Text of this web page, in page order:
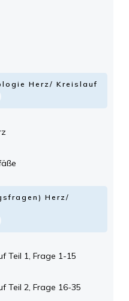
Herz/ Kreislauf
Herz/
Teil 1, Frage 1-15
Teil 2, Frage 16-35